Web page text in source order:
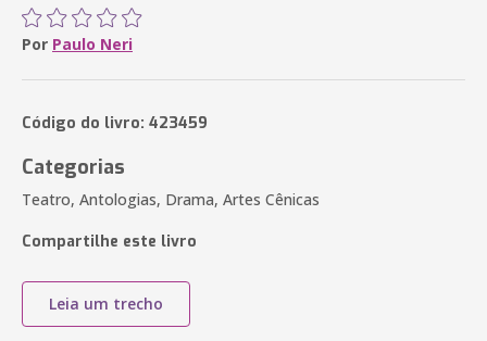
Por Paulo Neri
Código do livro: 423459
Categorias
Teatro, Antologias, Drama, Artes Cênicas
Compartilhe este livro
Leia um trecho